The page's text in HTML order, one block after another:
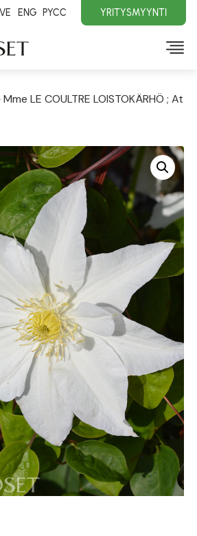
ENG PYCC YRITYSMYYNTI
Mme LE COULTRE LOISTOKÄRHÖ ; At